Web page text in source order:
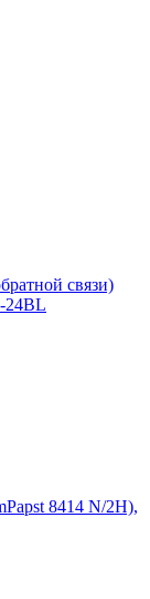
связи)
24BL
8414 N/2H),